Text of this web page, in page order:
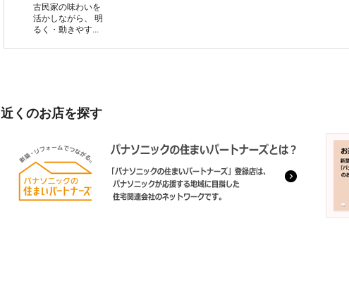
古民家の味わいを
活かしながら、 明
るく・動きやす...
近くのお店を探す